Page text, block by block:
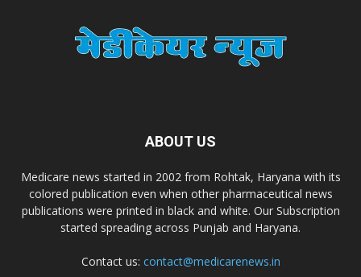
Dr. Madhukar Pharmaceuticals (P) Ltd
Dr. Alson Laboratories Private Limited
Domagk Smith Labs Pvt Ltd
ABOUT US
Medicare news started in 2002 from Rohtak, Haryana with its
colored publication even when other pharmaceutical news
publications were printed in black and white. Our Subscription
started spreading across Punjab and Haryana.
Contact us: contact@medicarenews.in